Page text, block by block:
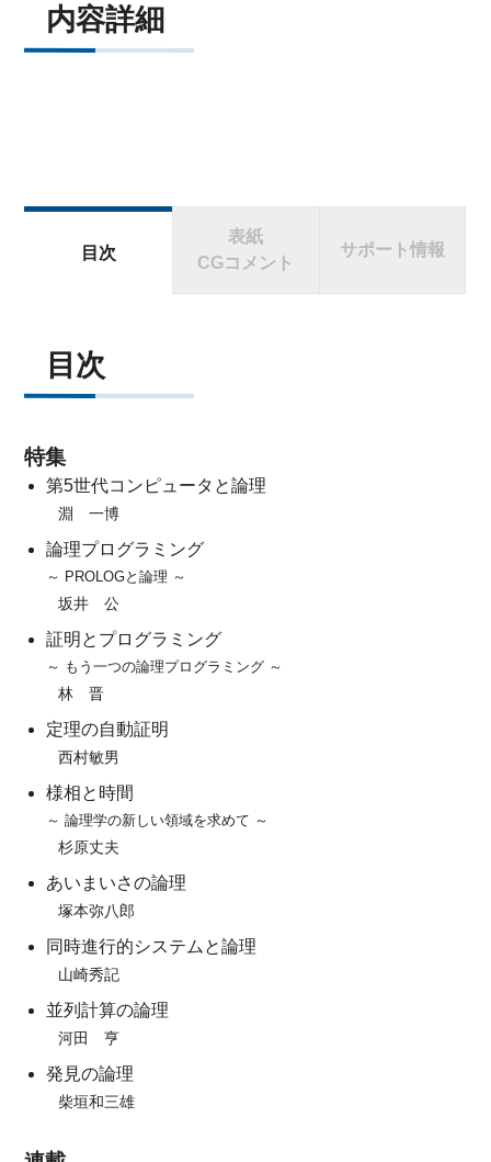
内容詳細
目次
表紙
CGコメント
サポート情報
目次
特集
第5世代コンピュータと論理
淵 一博
論理プログラミング
～ PROLOGと論理 ～
坂井 公
証明とプログラミング
～ もう一つの論理プログラミング ～
林 晋
定理の自動証明
西村敏男
様相と時間
～ 論理学の新しい領域を求めて ～
杉原丈夫
あいまいさの論理
塚本弥八郎
同時進行的システムと論理
山崎秀記
並列計算の論理
河田 亨
発見の論理
柴垣和三雄